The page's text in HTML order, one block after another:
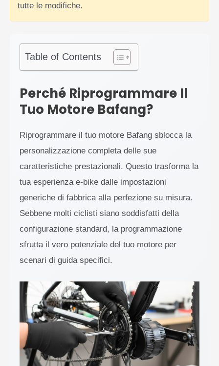
tutte le modifiche.
Table of Contents
Perché Riprogrammare Il
Tuo Motore Bafang?
Riprogrammare il tuo motore Bafang sblocca la
personalizzazione completa delle sue
caratteristiche prestazionali. Questo trasforma la
tua esperienza e-bike dalle impostazioni
generiche di fabbrica alla perfezione su misura.
Sebbene molti ciclisti siano soddisfatti della
configurazione standard, la programmazione
sfrutta il vero potenziale del tuo motore per
scenari di guida specifici.